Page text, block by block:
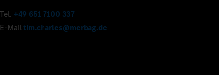
Tel. +49 651 7100 337
E-Mailtim.charles@merbag.de